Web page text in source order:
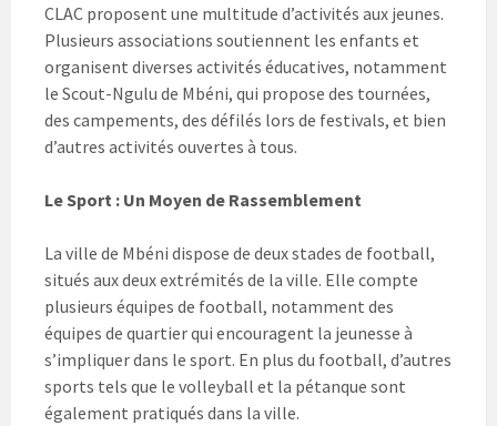
CLAC proposent une multitude d’activités aux jeunes.
Plusieurs associations soutiennent les enfants et
organisent diverses activités éducatives, notamment
le Scout-Ngulu de Mbéni, qui propose des tournées,
des campements, des défilés lors de festivals, et bien
d’autres activités ouvertes à tous.
Le Sport : Un Moyen de Rassemblement
La ville de Mbéni dispose de deux stades de football,
situés aux deux extrémités de la ville. Elle compte
plusieurs équipes de football, notamment des
équipes de quartier qui encouragent la jeunesse à
s’impliquer dans le sport. En plus du football, d’autres
sports tels que le volleyball et la pétanque sont
également pratiqués dans la ville.